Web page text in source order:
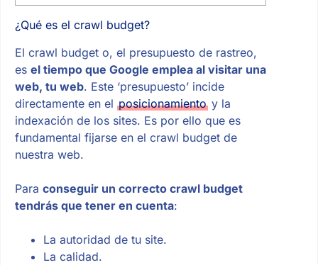
¿Qué es el crawl budget?
El crawl budget o, el presupuesto de rastreo,
es el tiempo que Google emplea al visitar una
web, tu web. Este ‘presupuesto’ incide
directamente en el posicionamientoy la
indexación de los sites. Es por ello que es
fundamental fijarse en el crawl budget de
nuestra web.
Para conseguir un correcto crawl budget
tendrás que tener en cuenta:
La autoridad de tu site.
La calidad.